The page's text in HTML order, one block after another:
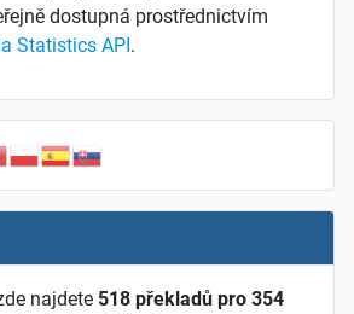
dostupná prostřednictvím
Statistics API.
najdete 518 překladů pro 354